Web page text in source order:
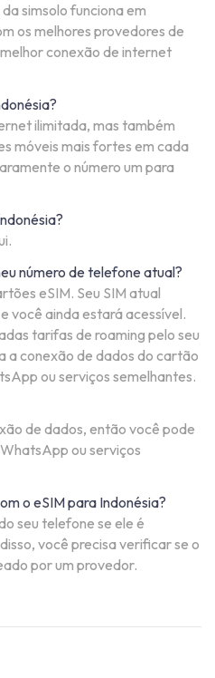
simsolo funciona em
os melhores provedores de
conexão de internet
ilimitada, mas também
móveis mais fortes em cada
o número um para
número de telefone atual?
eSIM. Seu SIM atual
você ainda estará acessível.
tarifas de roaming pelo seu
a conexão de dados do cartão
ou serviços semelhantes.
de dados, então você pode
ou serviços
o eSIM para Indonésia?
seu telefone se ele é
você precisa verificar se o
por um provedor.